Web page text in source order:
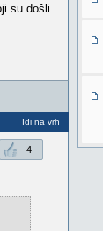
su došli
Idi na vrh
4